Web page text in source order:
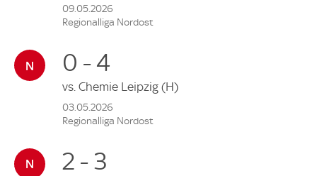
09.05.2026
Regionalliga Nordost
0 - 4
vs. Chemie Leipzig (H)
03.05.2026
Regionalliga Nordost
2 - 3